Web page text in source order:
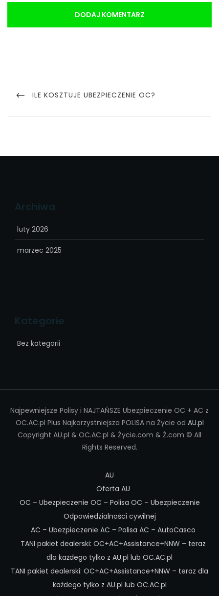
wpisuPREVIOUS
ILE KOSZTUJE UBEZPIECZENIE OC?
Archiwa
luty 2026
marzec 2025
Kategorie
Bez kategorii
Najpewniejsze Polisy i NAJTAŃSZE Ubezpieczenie OC + AC z
OC.AC.pl Plus Najkorzystniejsza POLISA na Życie od AU.pl
Copyright AU.pl & OC.AC.pl & Życie.com & Ż.com © All
Rights Reserved.
AU
Oferta AU
OC – Ubezpieczenie OC – Polisa OC – Ubezpieczenie
Odpowiedzialności cywilnej
AC – Ubezpieczenie AC – Polisa AC – AutoCasco
TANI pakiet dealerski: OC+AC+Assistance+NNW – teraz
dla każdego tylko z AU.pl lub OC.AC.pl
TANI pakiet dealerski: OC+AC+Assistance+NNW – teraz dla
każdego tylko z AU.pl lub OC.AC.pl